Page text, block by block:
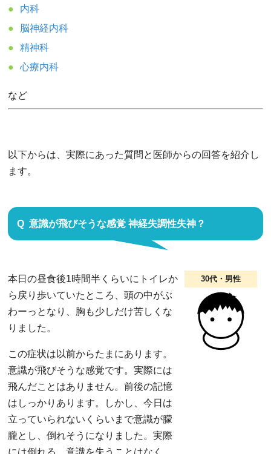
内科
脳神経内科
精神科
心療内科
など
以下からは、実際にあった質問と医師からの回答を紹介し
ます。
意識が飛びそうな感覚 神経失調性失神？
30代・男性
本日の昼食後1時間半くらいにトイレか
ら戻り歩いていたところ、頭の中がぶ
わーっとなり、胸も少しだけ苦しくな
りました。
この症状は以前からたまにあります。
意識が飛びそうな感覚です。実際には
飛んだことはありません。前後の記憶
はしっかりあります。しかし、今日は
立っていられないくらいまで意識が朦
朧とし、倒れそうになりました。実際
には倒れる、意識を失うことはなく、